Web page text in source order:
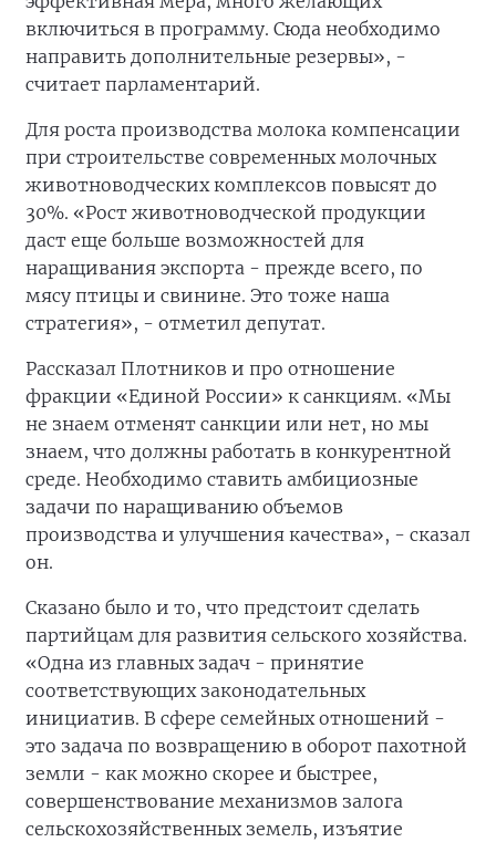
включиться в программу. Сюда необходимо
направить дополнительные резервы», -
считает парламентарий.
Для роста производства молока компенсации
при строительстве современных молочных
животноводческих комплексов повысят до
30%. «Рост животноводческой продукции
даст еще больше возможностей для
наращивания экспорта - прежде всего, по
мясу птицы и свинине. Это тоже наша
стратегия», - отметил депутат.
Рассказал Плотников и про отношение
фракции «Единой России» к санкциям. «Мы
не знаем отменят санкции или нет, но мы
знаем, что должны работать в конкурентной
среде. Необходимо ставить амбициозные
задачи по наращиванию объемов
производства и улучшения качества», - сказал
он.
Сказано было и то, что предстоит сделать
партийцам для развития сельского хозяйства.
«Одна из главных задач - принятие
соответствующих законодательных
инициатив. В сфере семейных отношений -
это задача по возвращению в оборот пахотной
земли - как можно скорее и быстрее,
совершенствование механизмов залога
сельскохозяйственных земель, изъятие